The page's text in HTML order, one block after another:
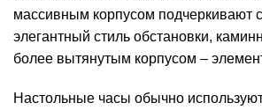
массивным корпусом подчеркивают
элегантный стиль обстановки,
более вытянутым корпусом –
Настольные часы обычно